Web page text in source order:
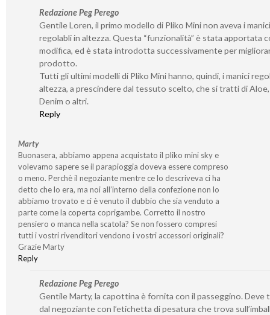
Redazione Peg Perego
Gentile Loren, il primo modello di Pliko Mini non aveva i manici
regolabli in altezza. Questa “funzionalità” è stata apportata
modifica, ed è stata introdotta successivamente per
prodotto.
Tutti gli ultimi modelli di Pliko Mini hanno, quindi, i manici
altezza, a prescindere dal tessuto scelto, che si tratti di
Denim o altri.
Reply
Marty
Buonasera, abbiamo appena acquistato il pliko mini sky e
volevamo sapere se il parapioggia doveva essere compreso
o meno. Perchè il negoziante mentre ce lo descriveva ci ha
detto che lo era, ma noi all’interno della confezione non lo
abbiamo trovato e ci è venuto il dubbio che sia venduto a
parte come la coperta coprigambe. Corretto il nostro
pensiero o manca nella scatola? Se non fossero compresi
tutti i vostri rivenditori vendono i vostri accessori originali?
Grazie Marty
Reply
Redazione Peg Perego
Gentile Marty, la capottina è fornita con il passeggino. Deve
dal negoziante con l’etichetta di pesatura che trova